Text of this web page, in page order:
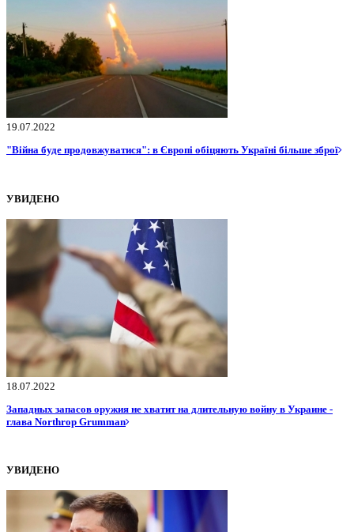
19.07.2022
"Війна буде продовжуватися": в Європі обіцяють Україні більше зброї
УВИДЕНО
18.07.2022
Западных запасов оружия не хватит на длительную войну в Украине -
глава Northrop Grumman
УВИДЕНО